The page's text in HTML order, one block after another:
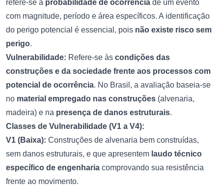
refere-se à probabilidade de ocorrência de um evento
com magnitude, período e área específicos. A identificação
do perigo potencial é essencial, pois não existe risco sem
perigo.
Vulnerabilidade: Refere-se às condições das
construções e da sociedade frente aos processos com
potencial de ocorrência. No Brasil, a avaliação baseia-se
no material empregado nas construções (alvenaria,
madeira) e na presença de danos estruturais.
Classes de Vulnerabilidade (V1 a V4):
V1 (Baixa): Construções de alvenaria bem construídas,
sem danos estruturais, e que apresentem laudo técnico
específico de engenharia comprovando sua resistência
frente ao movimento.